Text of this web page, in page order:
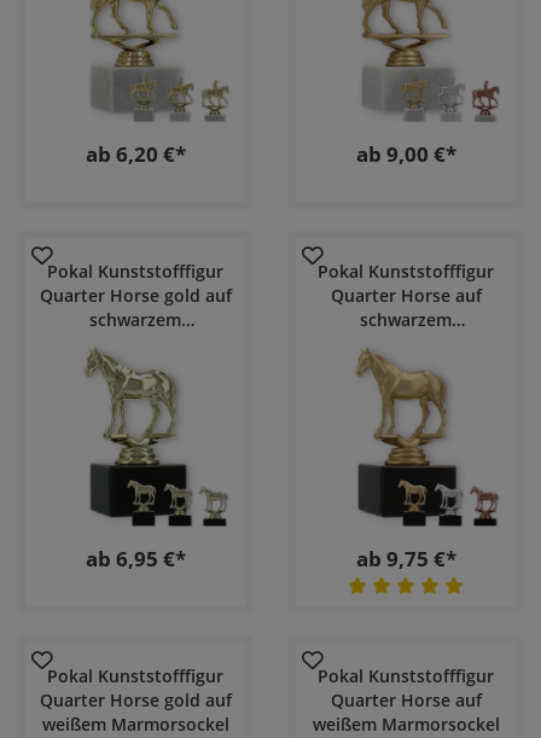
ab 6,20 €* ab 9,00 €*
Pokal Kunststofffigur
Quarter Horse gold auf
schwarzem
Marmorsockel
ab 6,95 €*
Pokal Kunststofffigur
Quarter Horse auf
schwarzem
Marmorsockel
ab 9,75 €*
Pokal Kunststofffigur
Quarter Horse gold auf
weißem Marmorsockel
Pokal Kunststofffigur
Quarter Horse auf
weißem Marmorsockel